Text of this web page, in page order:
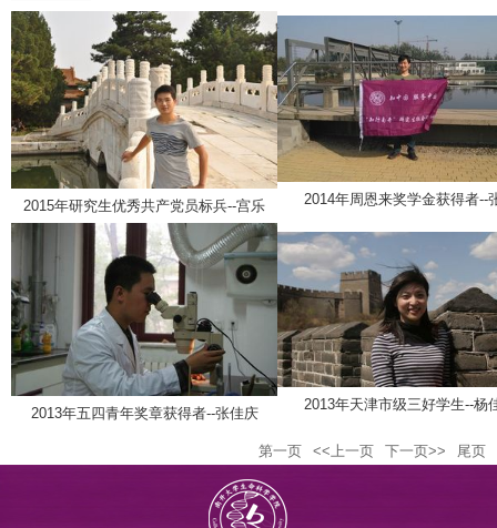
2015年研究生优秀共产党员标兵--宫乐 2014年周恩来奖学金获得者--
2013年五四青年奖章获得者--张佳庆
2013年天津市级三好学生--杨
第一页 <<上一页 下一页>> 尾页